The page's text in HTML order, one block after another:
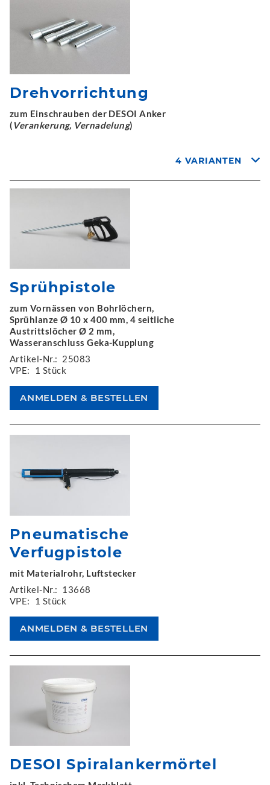
Drehvorrichtung
zum Einschrauben der DESOI Anker
(Verankerung, Vernadelung)
4 VARIANTEN
Sprühpistole
zum Vornässen von Bohrlöchern,
Sprühlanze Ø 10 x 400 mm, 4 seitliche
Austrittslöcher Ø 2 mm,
Wasseranschluss Geka-Kupplung
Artikel-Nr.: 25083
VPE:
1 Stück
Pneumatische
Verfugpistole
mit Materialrohr, Luftstecker
Artikel-Nr.: 13668
VPE:
1 Stück
DESOI Spiralankermörtel